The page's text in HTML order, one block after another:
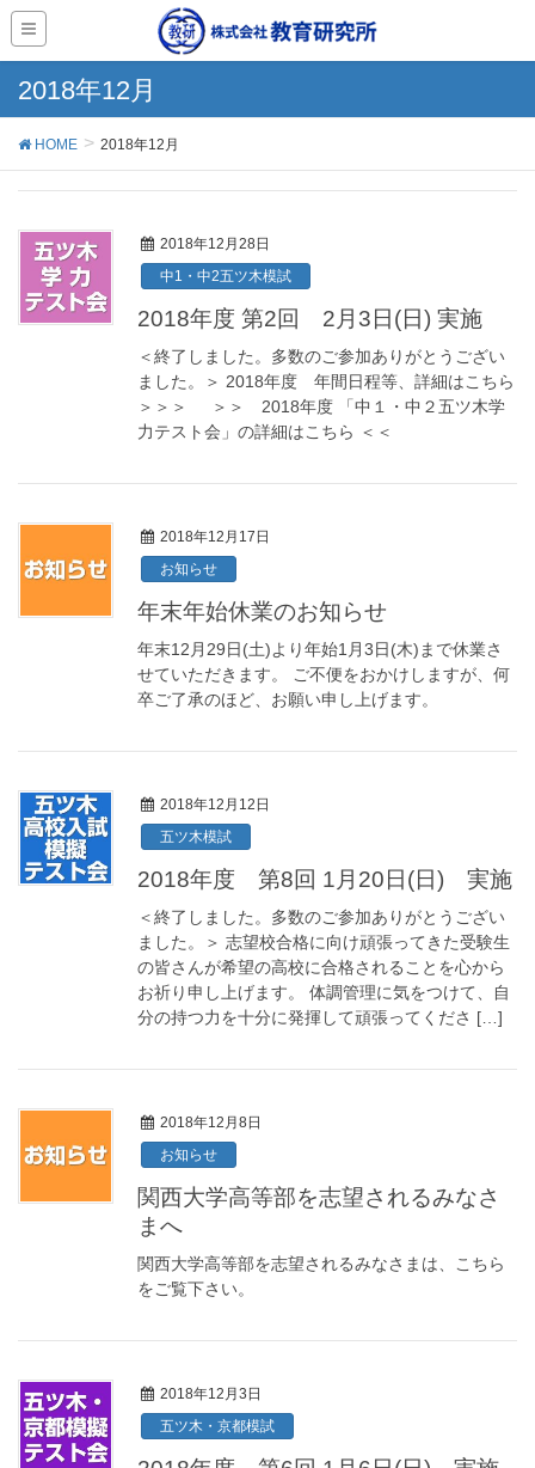
2018年12月
HOME 2018年12月
2018年12月28日
中1・中2五ツ木模試
2018年度 第2回 2月3日(日) 実施
＜終了しました。多数のご参加ありがとうござい
ました。＞ 2018年度 年間日程等、詳細はこちら
＞＞＞ ＞＞ 2018年度 「中１・中２五ツ木学
力テスト会」の詳細はこちら ＜＜
2018年12月17日
お知らせ
年末年始休業のお知らせ
年末12月29日(土)より年始1月3日(木)まで休業さ
せていただきます。 ご不便をおかけしますが、何
卒ご了承のほど、お願い申し上げます。
2018年12月12日
五ツ木模試
2018年度 第8回 1月20日(日) 実施
＜終了しました。多数のご参加ありがとうござい
ました。＞ 志望校合格に向け頑張ってきた受験生
の皆さんが希望の高校に合格されることを心から
お祈り申し上げます。 体調管理に気をつけて、自
分の持つ力を十分に発揮して頑張ってくださ […]
2018年12月8日
お知らせ
関西大学高等部を志望されるみなさ
まへ
関西大学高等部を志望されるみなさまは、こちら
をご覧下さい。
2018年12月3日
五ツ木・京都模試